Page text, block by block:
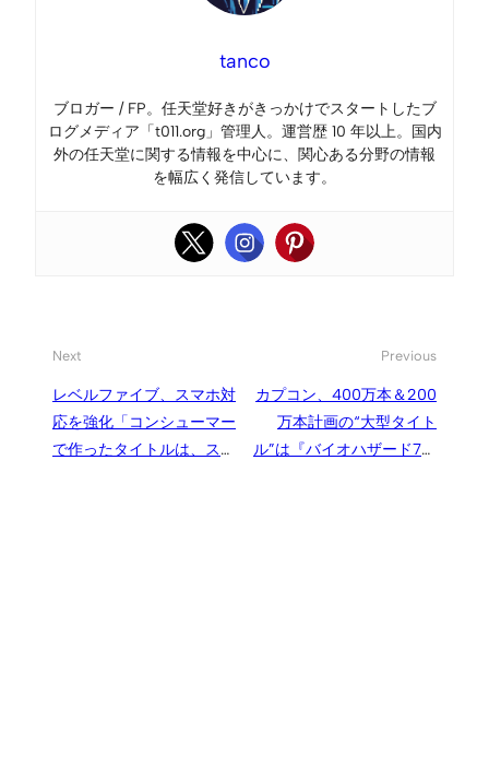
tanco
ブロガー / FP。任天堂好きがきっかけでスタートしたブ
ログメディア「t011.org」管理人。運営歴 10 年以上。国内
外の任天堂に関する情報を中心に、関心ある分野の情報
を幅広く発信しています。
Next
レベルファイブ、スマホ対
応を強化「コンシューマー
で作ったタイトルは、スマ
Previous
カプコン、400万本＆200
万本計画の“大型タイト
ル”は『バイオハザード7』